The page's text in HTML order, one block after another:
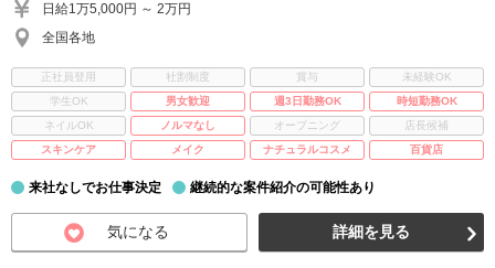
日給1万5,000円 ～ 2万円
全国各地
正社員登用 社割制度 賞与
未経験OK
学生OK
男女歓迎 週3日勤務OK
時短勤務OK
ネイルOK
ノルマなし オープニング
店長候補
スキンケア
メイク ナチュラルコスメ 百貨店
来社なしでお仕事決定 継続的な案件紹介の可能性あり
気になる 詳細を見る